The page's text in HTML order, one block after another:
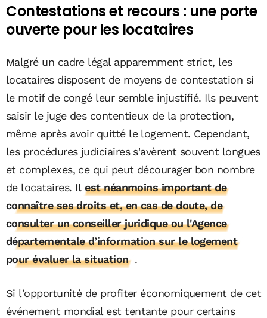
Contestations et recours : une porte
ouverte pour les locataires
Malgré un cadre légal apparemment strict, les
locataires disposent de moyens de contestation si
le motif de congé leur semble injustifié. Ils peuvent
saisir le juge des contentieux de la protection,
même après avoir quitté le logement. Cependant,
les procédures judiciaires s'avèrent souvent longues
et complexes, ce qui peut décourager bon nombre
de locataires. Il est néanmoins important de
connaître ses droits et, en cas de doute, de
consulter un conseiller juridique ou l'Agence
départementale d’information sur le logement
pour évaluer la situation .
Si l'opportunité de profiter économiquement de cet
événement mondial est tentante pour certains